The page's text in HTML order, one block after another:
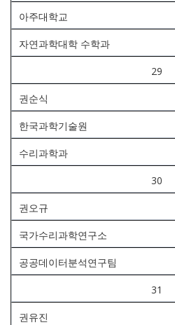
아주대학교
자연과학대학 수학과
29
권순식
한국과학기술원
수리과학과
30
권오규
국가수리과학연구소
공공데이터분석연구팀
31
권유진